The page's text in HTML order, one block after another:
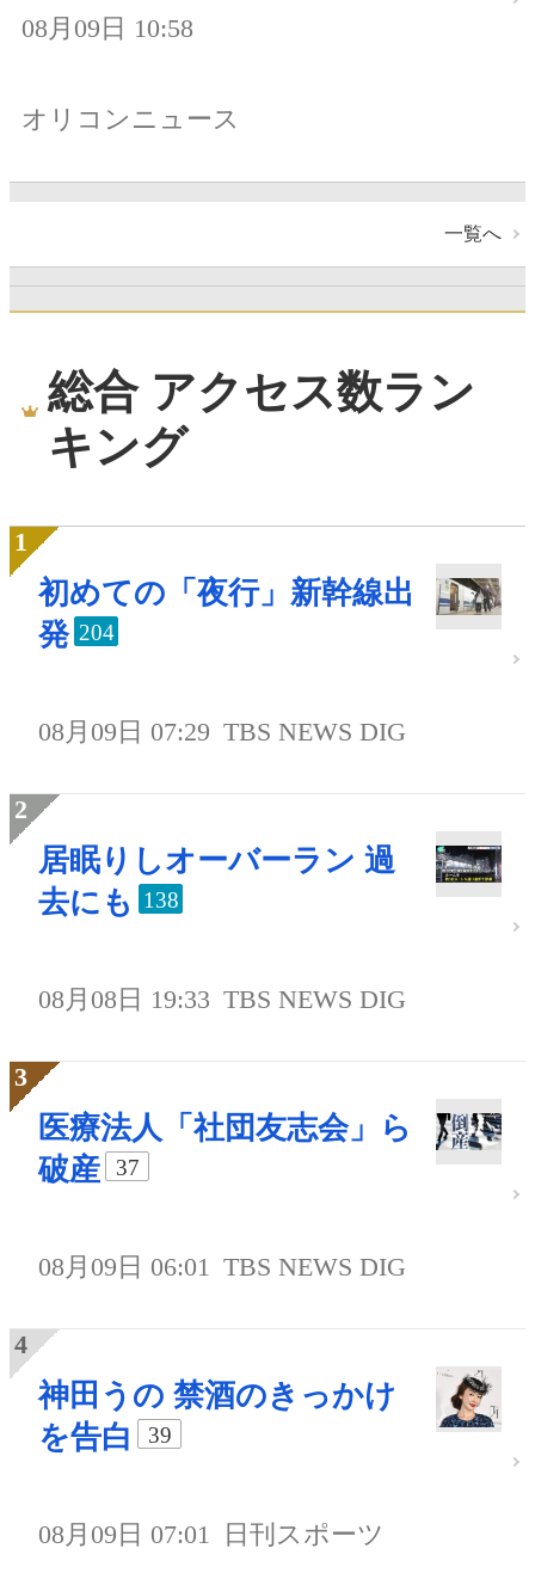
08月09日 10:58
オリコンニュース
一覧へ
総合 アクセス数ラン
キング
初めての「夜行」新幹線出
発 204
08月09日 07:29 TBS NEWS DIG
居眠りしオーバーラン 過
去にも
138
08月08日 19:33 TBS NEWS DIG
医療法人「社団友志会」ら
破産
37
08月09日 06:01 TBS NEWS DIG
神田うの 禁酒のきっかけ
を告白
39
08月09日 07:01 日刊スポーツ